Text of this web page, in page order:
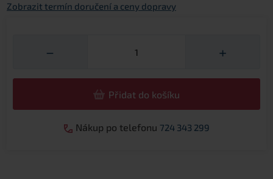
Zobrazit termín doručení a ceny dopravy
− +
Přidat do košíku
Nákup po telefonu 724 343 299